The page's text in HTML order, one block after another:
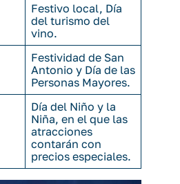
Festivo local, Día
del turismo del
vino.
Festividad de San
Antonio y Día de las
Personas Mayores.
Día del Niño y la
Niña, en el que las
atracciones
contarán con
precios especiales.